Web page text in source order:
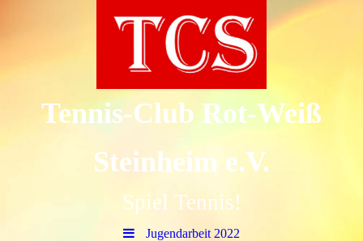
Tennis-Club Rot-Weiß
Steinheim e.V.
Spiel Tennis!
Jugendarbeit 2022